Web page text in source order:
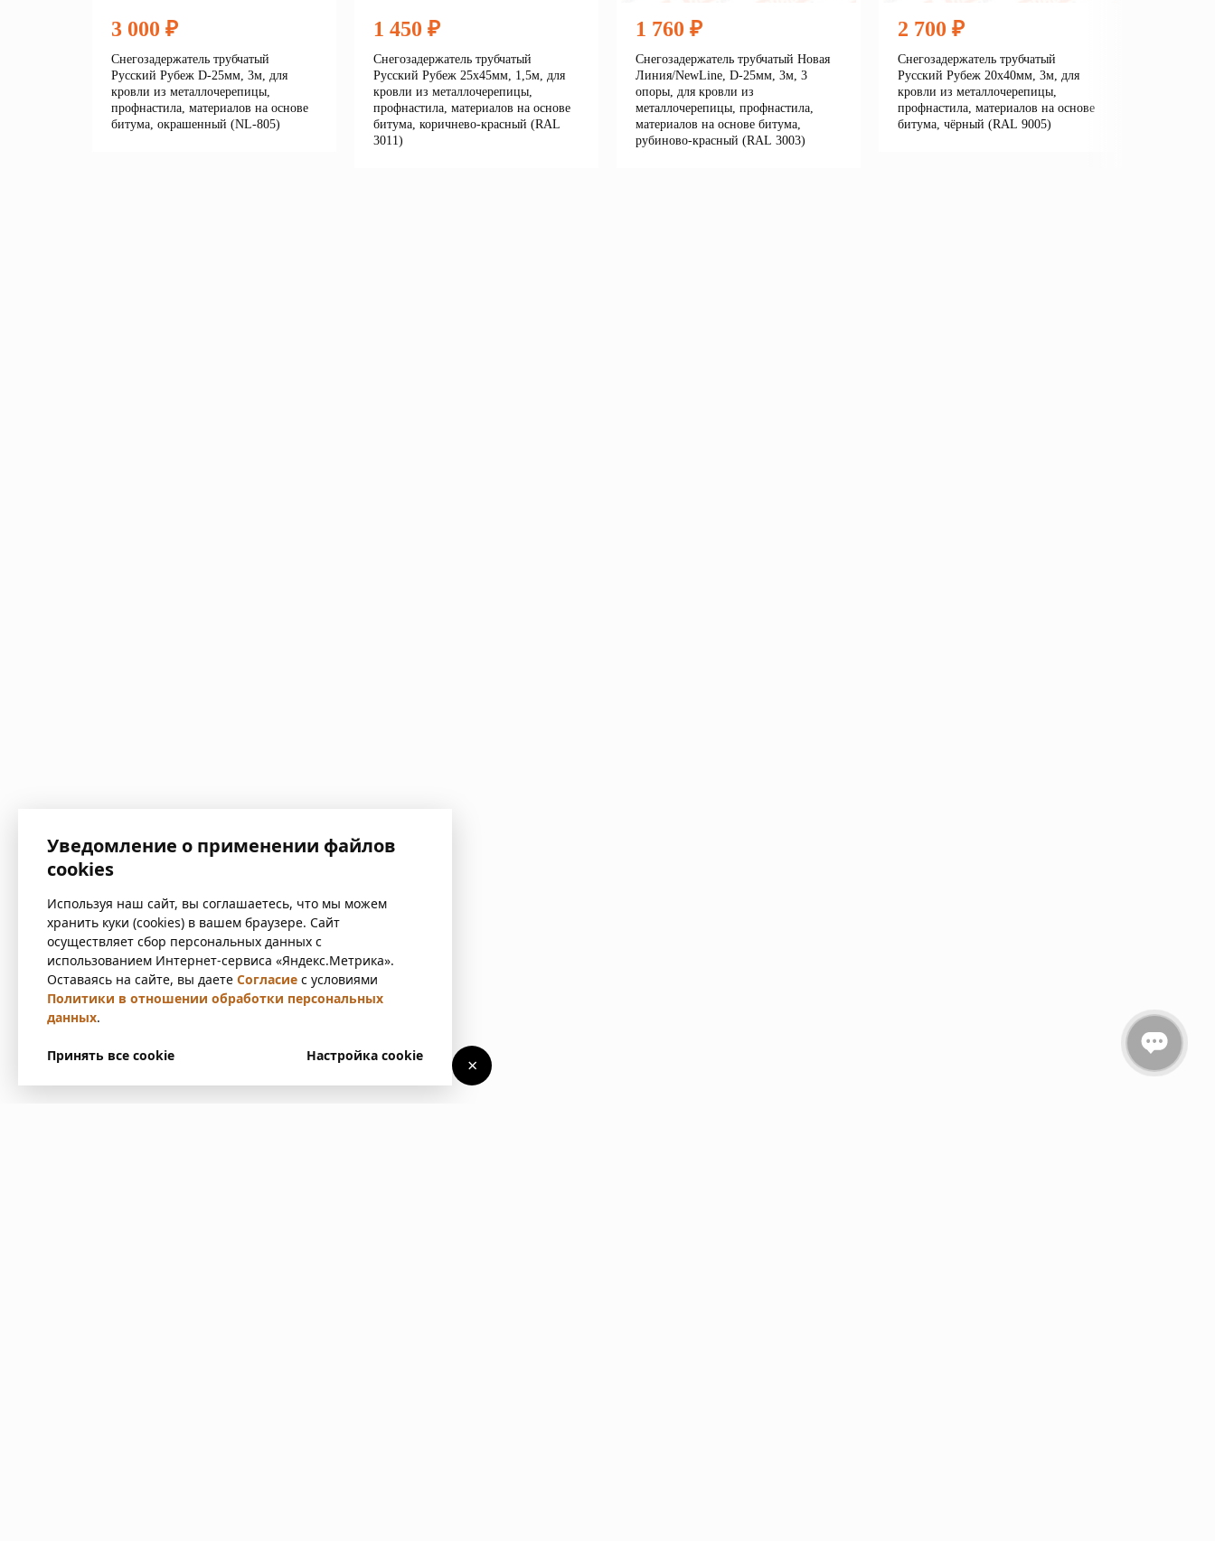
3 000 ₽
Снегозадержатель трубчатый
Русский Рубеж D-25мм, 3м, для
кровли из металлочерепицы,
профнастила, материалов на основе
битума, окрашенный (NL-805)
1 450 ₽
Снегозадержатель трубчатый
Русский Рубеж 25х45мм, 1,5м, для
кровли из металлочерепицы,
профнастила, материалов на основе
битума, коричнево-красный (RAL
3011)
1 760 ₽
Снегозадержатель трубчатый Новая
Линия/NewLine, D-25мм, 3м, 3
опоры, для кровли из
металлочерепицы, профнастила,
материалов на основе битума,
рубиново-красный (RAL 3003)
2 700 ₽
Снегозадержатель трубчатый
Русский Рубеж 20х40мм, 3м, для
кровли из металлочерепицы,
профнастила, материалов на основе
битума, чёрный (RAL 9005)
Уведомление о применении файлов
cookies
Используя наш сайт, вы соглашаетесь, что мы можем
хранить куки (cookies) в вашем браузере. Сайт
осуществляет сбор персональных данных с
использованием Интернет-сервиса «Яндекс.Метрика».
Оставаясь на сайте, вы даете Согласие с условиями
Политики в отношении обработки персональных
данных.
Принять все cookie Настройка cookie ×